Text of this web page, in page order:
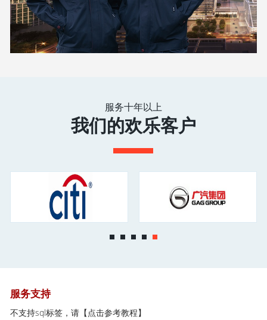
服务十年以上
我们的欢乐客户
服务支持
不支持sql标签，请 【点击参考教程】